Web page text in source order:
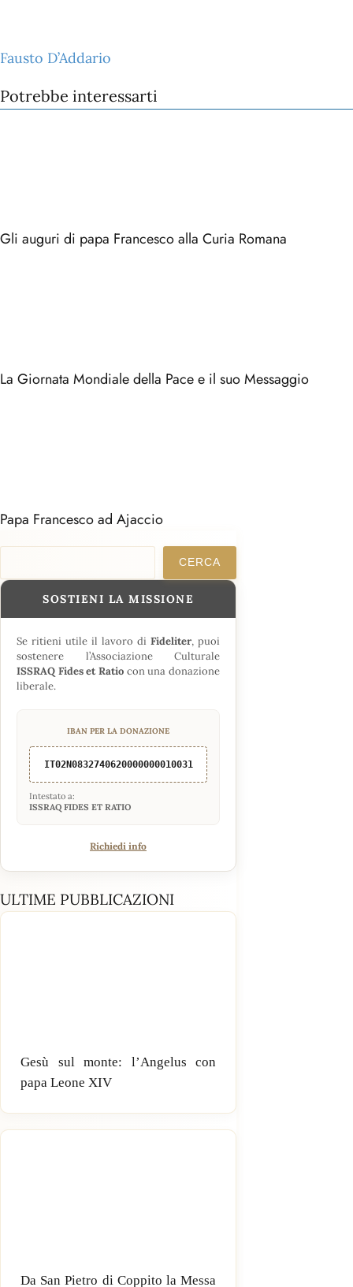
Fausto D’Addario
Potrebbe interessarti
Gli auguri di papa Francesco alla Curia Romana
La Giornata Mondiale della Pace e il suo Messaggio
Papa Francesco ad Ajaccio
CERCA
SOSTIENI LA MISSIONE
Se ritieni utile il lavoro di Fideliter, puoi
sostenere l’Associazione Culturale
ISSRAQ Fides et Ratio con una donazione
liberale.
IBAN PER LA DONAZIONE
IT02N0832740620000000010031
Intestato a:
ISSRAQ FIDES ET RATIO
Richiedi info
ULTIME PUBBLICAZIONI
Gesù sul monte: l’Angelus con
papa Leone XIV
Da San Pietro di Coppito la Messa